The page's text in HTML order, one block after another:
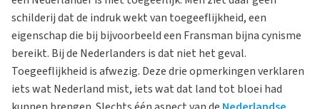
schilderij dat de indruk wekt van toegeeflijkheid, een
eigenschap die bij bijvoorbeeld een Fransman bijna cynisme
bereikt. Bij de Nederlanders is dat niet het geval.
Toegeeflijkheid is afwezig. Deze drie opmerkingen verklaren
iets wat Nederland mist, iets wat dat land tot bloei had